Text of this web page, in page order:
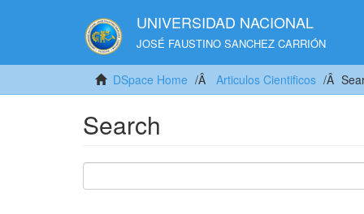
UNIVERSIDAD NACIONAL
JOSÉ FAUSTINO SANCHEZ CARRIÓN
DSpace Home Articulos Cientificos
Search